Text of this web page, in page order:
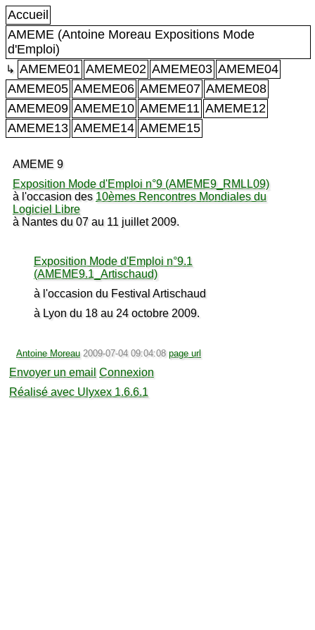
Accueil
AMEME (Antoine Moreau Expositions Mode
d'Emploi)
↳ AMEME01 AMEME02 AMEME03 AMEME04
AMEME05 AMEME06 AMEME07 AMEME08
AMEME09 AMEME10 AMEME11 AMEME12
AMEME13 AMEME14 AMEME15
AMEME 9
Exposition Mode d'Emploi n°9 (AMEME9_RMLL09)
à l'occasion des 10èmes Rencontres Mondiales du
Logiciel Libre
à Nantes du 07 au 11 juillet 2009.
Exposition Mode d'Emploi n°9.1
(AMEME9.1_Artischaud)
à l'occasion du Festival Artischaud
à Lyon du 18 au 24 octobre 2009.
Antoine Moreau 2009-07-04 09:04:08 page url
Envoyer un email Connexion
Réalisé avec Ulyxex 1.6.6.1